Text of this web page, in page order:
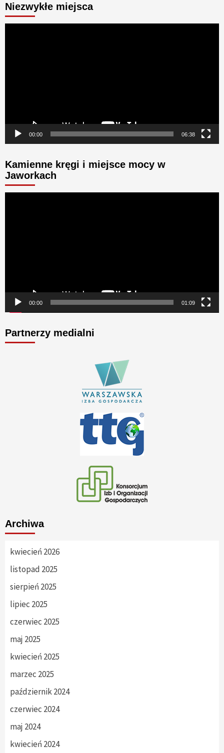
Niezwykłe miejsca
00:00 06:38
Kamienne kręgi i miejsce mocy w
Jaworkach
00:00 01:09
Partnerzy medialni
Archiwa
kwiecień 2026
listopad 2025
sierpień 2025
lipiec 2025
czerwiec 2025
maj 2025
kwiecień 2025
marzec 2025
październik 2024
czerwiec 2024
maj 2024
kwiecień 2024